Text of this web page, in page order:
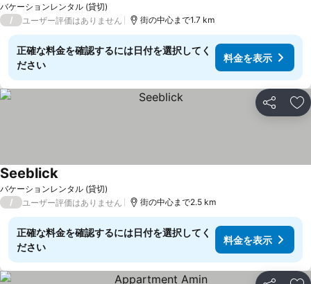
バケーションレンタル (貸切)
/ ユーザー評価はありません 街の中心まで1.7 km
正確な料金を確認するには日付を選択してく
ださい
料金を表示
シェア お
バケーションレンタル (貸切)
Seeblick
/ ユーザー評価はありません 街の中心まで2.5 km
正確な料金を確認するには日付を選択してく
ださい
料金を表示